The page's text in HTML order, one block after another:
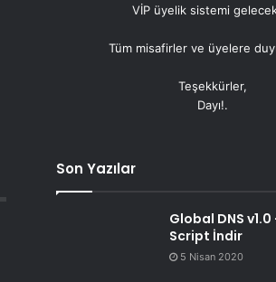
VİP üyelik sistemi
Tüm misafirler ve üyelere
Teşekkürler,
Dayı!.
Son Yazılar
Global DNS v1.0
Script İndir
5 Nisan 2020